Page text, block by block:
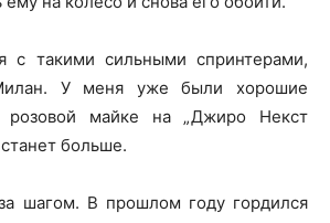
с такими сильными спринтерами,
У меня уже были хорошие
розовой майке на „Джиро Некст
больше.
шагом. В прошлом году гордился